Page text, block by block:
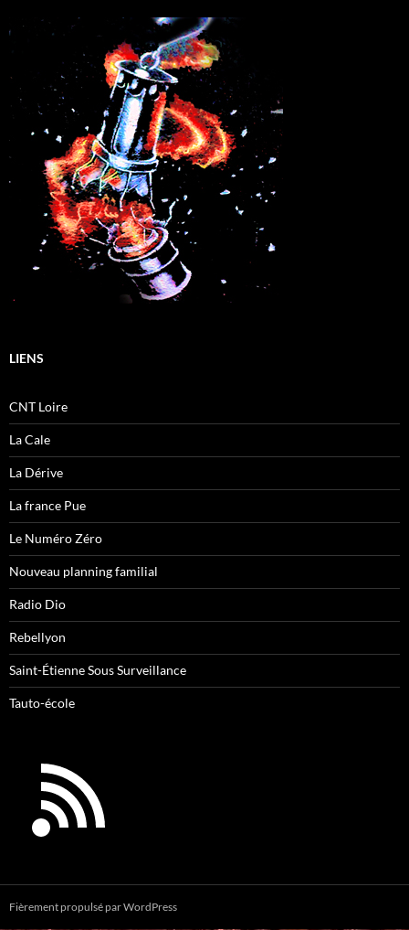
LIENS
CNT Loire
La Cale
La Dérive
La france Pue
Le Numéro Zéro
Nouveau planning familial
Radio Dio
Rebellyon
Saint-Étienne Sous Surveillance
Tauto-école
Fièrement propulsé par WordPress